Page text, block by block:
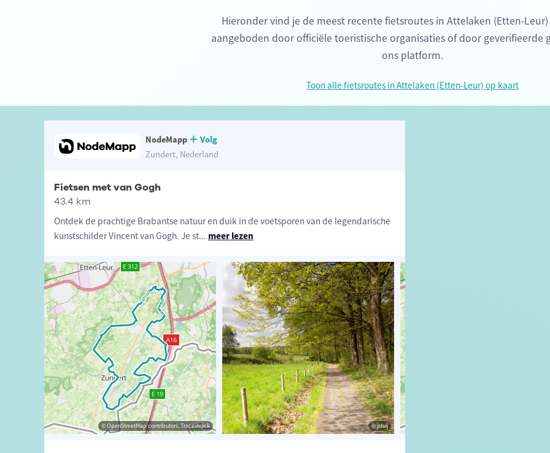
Hieronder vind je de meest recente fietsroutes in Attelaken (Etten-
aangeboden door officiële toeristische organisaties of door geverifieerde
ons platform.
Toon alle fietsroutes in Attelaken (Etten-Leur) op kaart
NodeMapp
Volg
Zundert, Nederland
Fietsen met van Gogh
43.4 km
Ontdek de prachtige Brabantse natuur en duik in de voetsporen van de legendarische
kunstschilder Vincent van Gogh. Je st... meer lezen
© OpenStreetMap contributors, Tracestrack © jstuij